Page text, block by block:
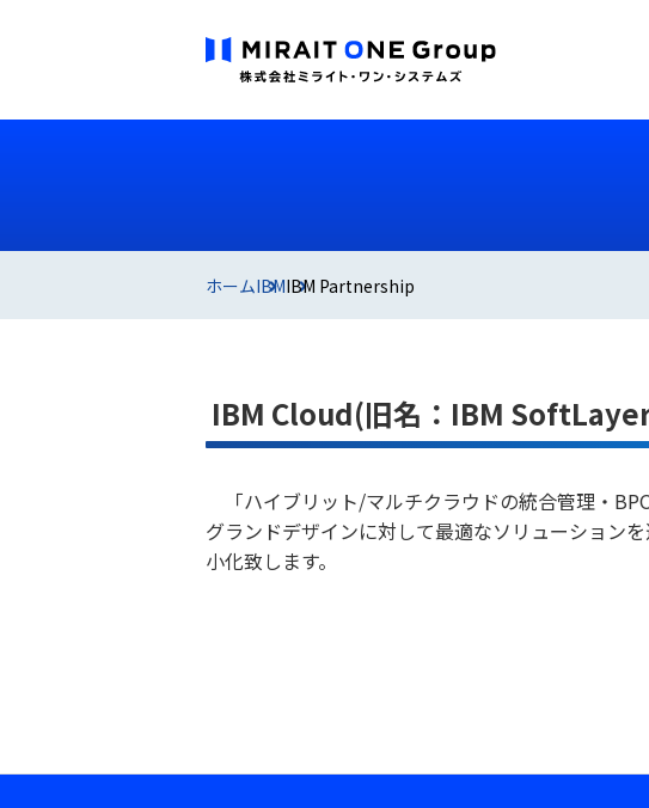
ホームIBMIBM Partnership
IBM Cloud(旧名：IBM
「ハイブリット/マルチクラウドの統合管理・
グランドデザインに対して最適なソリューション
小化致します。